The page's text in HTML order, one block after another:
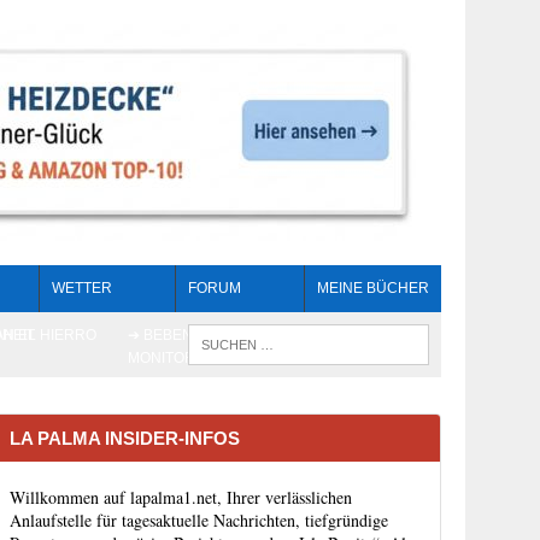
WETTER FORUM MEINE BÜCHER
LA PALMA INSIDER-INFOS
Willkommen auf lapalma1.net, Ihrer verlässlichen
Anlaufstelle für tagesaktuelle Nachrichten, tiefgründige